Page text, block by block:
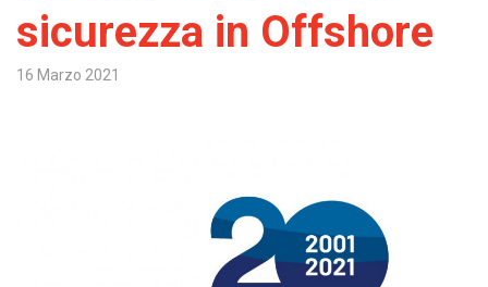
sicurezza in Offshore
16 Marzo 2021